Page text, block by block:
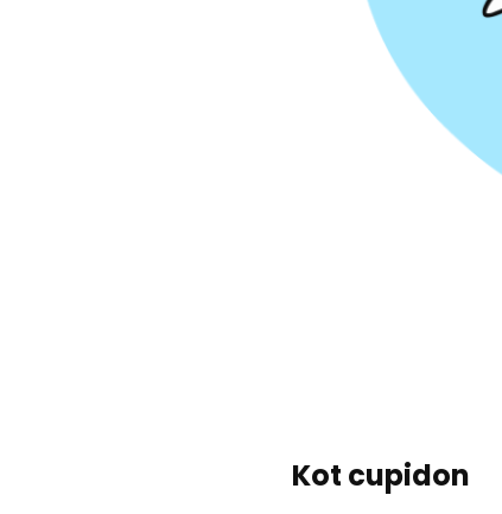
Kot cupidon